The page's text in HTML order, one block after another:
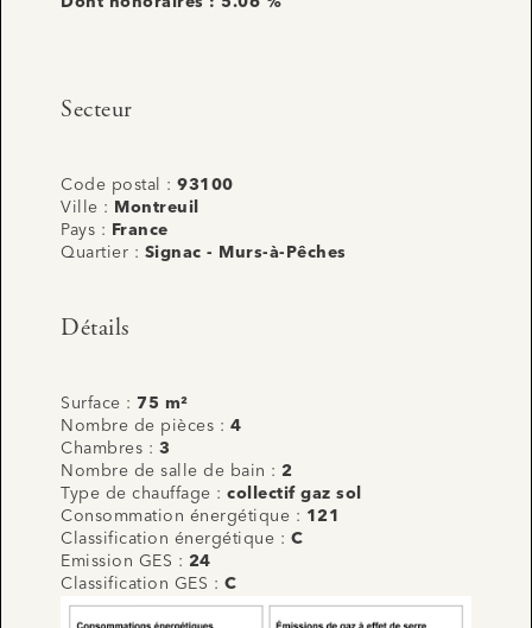
Secteur
Code postal : 93100
Ville :
Montreuil
Pays :
France
Quartier : Signac - Murs-à-Pêches
Détails
Surface : 75 m²
Nombre de pièces : 4
Chambres : 3
Nombre de salle de bain : 2
Type de chauffage : collectif gaz sol
Consommation énergétique : 121
Classification énergétique : C
Emission GES : 24
Classification GES : C